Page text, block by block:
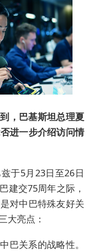
，巴基斯坦总理夏
进一步介绍访问情
于5月23日至26日
建交75周年之际，
对中巴特殊友好关
大亮点：
巴关系的战略性。